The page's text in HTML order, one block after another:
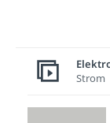
Strom